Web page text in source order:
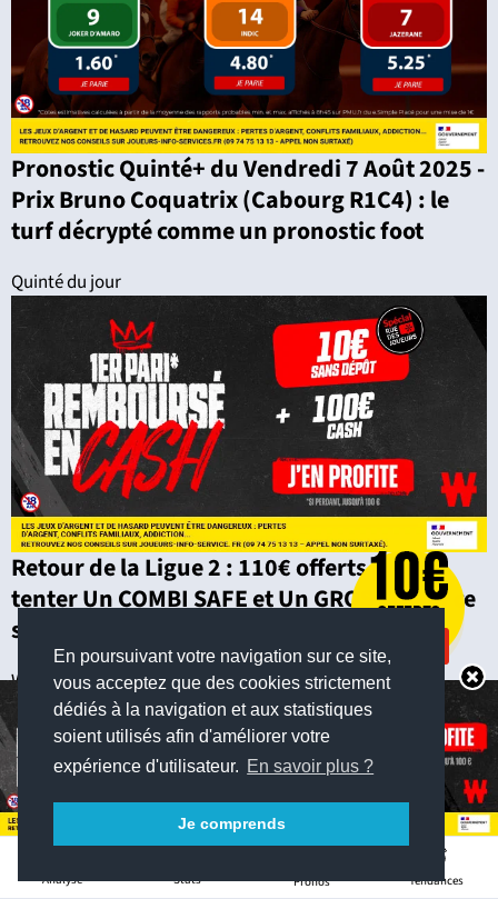
En poursuivant votre navigation sur ce site,
vous acceptez que des cookies strictement
dédiés à la navigation et aux statistiques
soient utilisés afin d'améliorer votre
expérience d'utilisateur. En savoir plus ?
Je comprends
Analyse Stats Pronos Tendances
Pronostic Quinté+ du Vendredi 7 Août 2025 -
Prix Bruno Coquatrix (Cabourg R1C4) : le
turf décrypté comme un pronostic foot
Quinté du jour
Retour de la Ligue 2 : 110€ offerts pour
tenter Un COMBI SAFE et Un GROS COMBI ce
samedi
Winamax Sport